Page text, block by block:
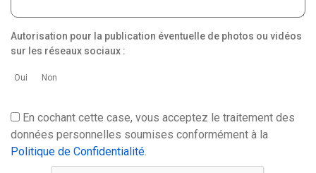
Autorisation pour la publication éventuelle de photos ou vidéos
sur les réseaux sociaux :
Oui Non
En cochant cette case, vous acceptez le traitement des
données personnelles soumises conformément à la
Politique de Confidentialité.